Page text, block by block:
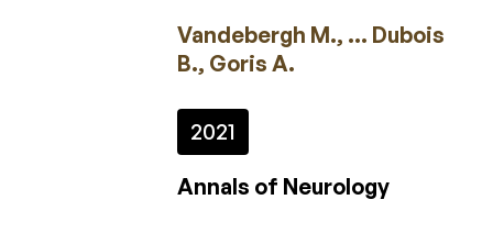
Vandebergh M., … Dubois
B., Goris A.
2021
Annals of Neurology